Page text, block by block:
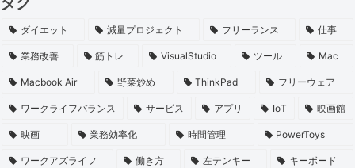
ダイエット 減量プロジェクト フリーランス 仕事
業務改善 筋トレ VisualStudio ツール Mac
Macbook Air 野菜炒め ThinkPad フリーウェア
ワークライフバランス サービス アプリ IoT 映画館
映画 業務効率化 時間管理 PowerToys
ワークアズライフ 働き方 左テンキー キーボード